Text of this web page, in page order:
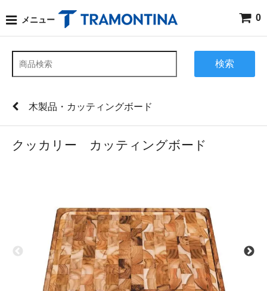
メニュー 0
検索
木製品・カッティングボード
クッカリー カッティングボード